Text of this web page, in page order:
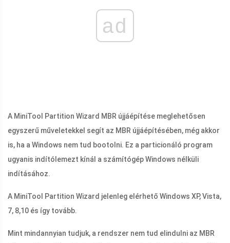
ad
A MiniTool Partition Wizard MBR újjáépítése meglehetősen
egyszerű műveletekkel segít az MBR újjáépítésében, még akkor
is, ha a Windows nem tud bootolni. Ez a particionáló program
ugyanis indítólemezt kínál a számítógép Windows nélküli
indításához.
A MiniTool Partition Wizard jelenleg elérhető Windows XP, Vista,
7, 8,10 és így tovább.
Mint mindannyian tudjuk, a rendszer nem tud elindulni az MBR